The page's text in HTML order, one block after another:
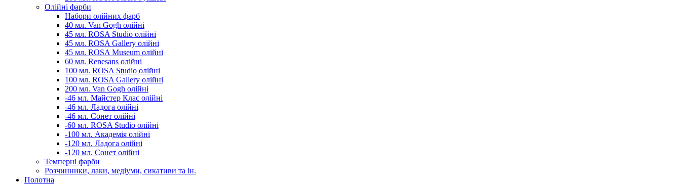
Олійні фарби
Набори олійних фарб
40 мл. Van Gogh олійні
45 мл. ROSA Studio олійні
45 мл. ROSA Gallery олійні
45 мл. ROSA Museum олійні
60 мл. Renesans олійні
100 мл. ROSA Studio олійні
100 мл. ROSA Gallery олійні
200 мл. Van Gogh олійні
-46 мл. Майстер Клас олійні
-46 мл. Ладога олійні
-46 мл. Сонет олійні
-60 мл. ROSA Studio олійні
-100 мл. Академія олійні
-120 мл. Ладога олійні
-120 мл. Сонет олійні
Темперні фарби
Розчинники, лаки, медіуми, сикативи та ін.
Полотна